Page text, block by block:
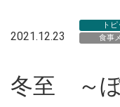
2021.12.23
ト
食事
冬至 ～